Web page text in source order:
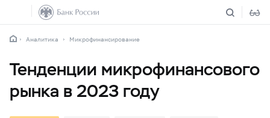
Аналитика Микрофинансирование
Тенденции микрофинансового
рынка в 2023 году